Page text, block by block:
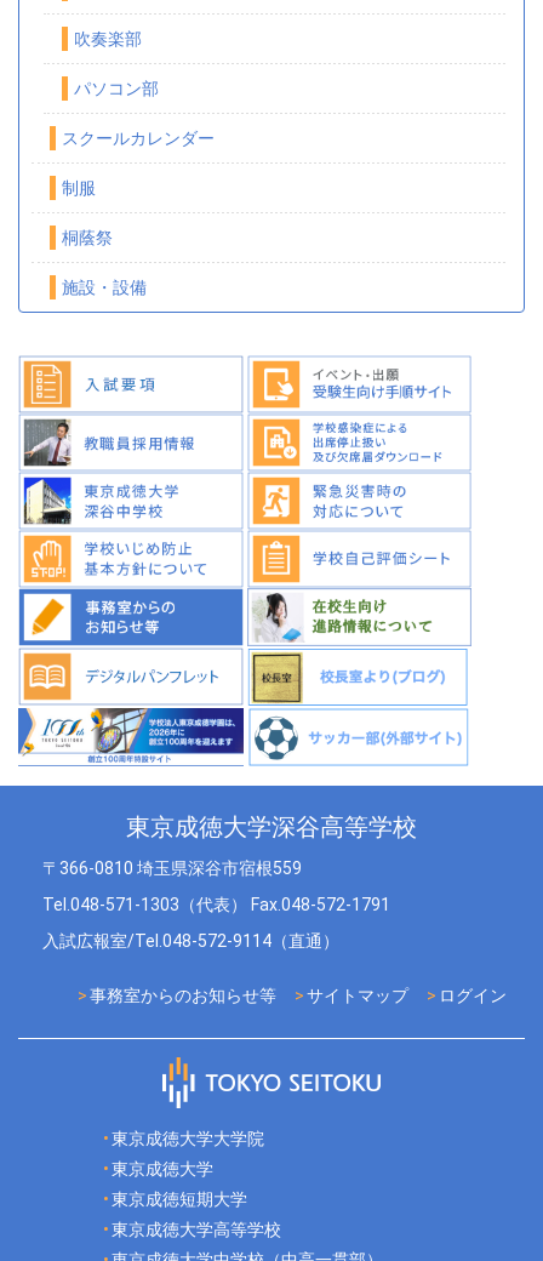
吹奏楽部
パソコン部
スクールカレンダー
制服
桐蔭祭
施設・設備
東京成徳大学深谷高等学校
〒366-0810 埼玉県深谷市宿根559
Tel.048-571-1303（代表） Fax.048-572-1791
入試広報室/Tel.048-572-9114（直通）
ログイン
サイトマップ
事務室からのお知らせ等
東京成徳大学大学院
東京成徳大学
東京成徳短期大学
東京成徳大学高等学校